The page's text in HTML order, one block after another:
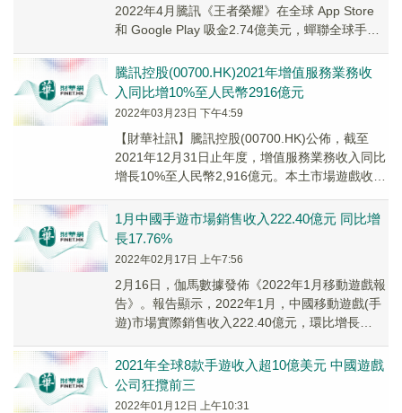
2022年4月騰訊《王者榮耀》在全球 App Store
和 Google Play 吸金2.74億美元，蟬聯全球手遊
騰訊控股(00700.HK)2021年增值服務業務收
入同比增10%至人民幣2916億元
2022年03月23日 下午4:59
【財華社訊】騰訊控股(00700.HK)公佈，截至
2021年12月31日止年度，增值服務業務收入同比
增長10%至人民幣2,916億元。本土市場遊戲收入
1月中國手遊市場銷售收入222.40億元 同比增
長17.76%
2022年02月17日 上午7:56
2月16日，伽馬數據發佈《2022年1月移動遊戲報
告》。報告顯示，2022年1月，中國移動遊戲(手
遊)市場實際銷售收入222.40億元，環比增長
2021年全球8款手遊收入超10億美元 中國遊戲
公司狂攬前三
2022年01月12日 上午10:31